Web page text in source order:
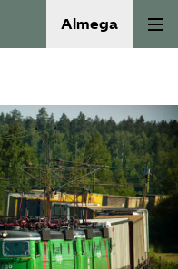
Almega